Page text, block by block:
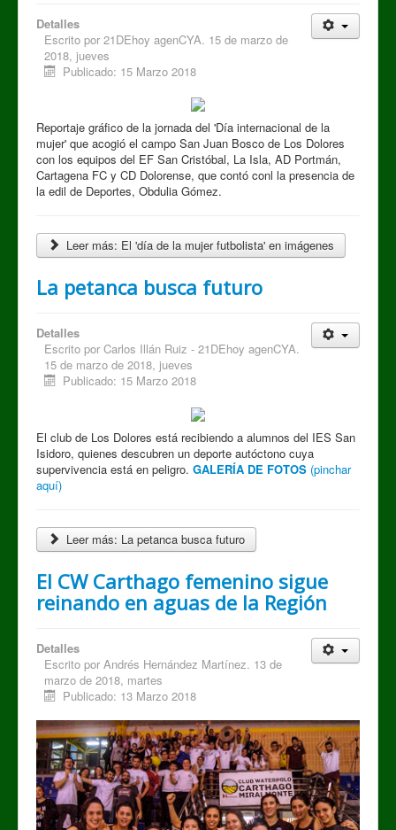
Detalles
Escrito por 21DEhoy agenCYA. 15 de marzo de
2018, jueves
Publicado: 15 Marzo 2018
Reportaje gráfico de la jornada del 'Día internacional de la
mujer' que acogió el campo San Juan Bosco de Los Dolores
con los equipos del EF San Cristóbal, La Isla, AD Portmán,
Cartagena FC y CD Dolorense, que contó conl la presencia de
la edil de Deportes, Obdulia Gómez.
Leer más: El 'día de la mujer futbolista' en imágenes
La petanca busca futuro
Detalles
Escrito por Carlos Illán Ruiz - 21DEhoy agenCYA.
15 de marzo de 2018, jueves
Publicado: 15 Marzo 2018
El club de Los Dolores está recibiendo a alumnos del IES San
Isidoro, quienes descubren un deporte autóctono cuya
supervivencia está en peligro. GALERÍA DE FOTOS (pinchar
aquí)
Leer más: La petanca busca futuro
El CW Carthago femenino sigue
reinando en aguas de la Región
Detalles
Escrito por Andrés Hernández Martínez. 13 de
marzo de 2018, martes
Publicado: 13 Marzo 2018